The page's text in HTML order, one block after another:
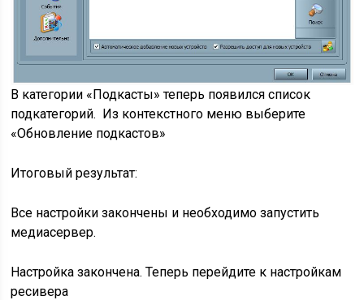
В категории «Подкасты» теперь появился список
подкатегорий. Из контекстного меню выберите
«Обновление подкастов»
Итоговый результат:
Все настройки закончены и необходимо запустить
медиасервер.
Настройка закончена. Теперь перейдите к настройкам
ресивера